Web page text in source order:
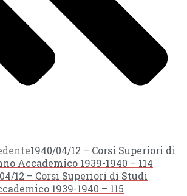
1940/04/12 – Corsi Superiori di
Accademico 1939-1940 – 114
12 – Corsi Superiori di Studi
1939-1940 – 115